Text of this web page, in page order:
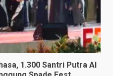
1.300 Santri Putra Al